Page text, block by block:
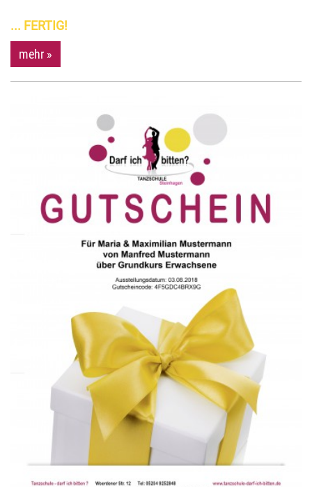
... FERTIG!
mehr »